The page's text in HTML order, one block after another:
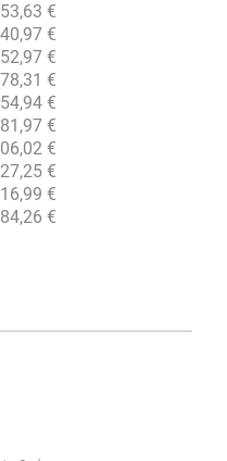
€
€
€
€
€
€
€
€
€
€